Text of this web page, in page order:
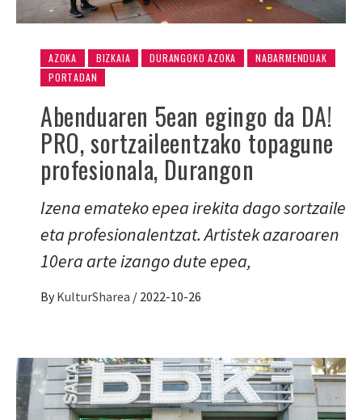
AZOKA BIZKAIA DURANGOKO AZOKA
NABARMENDUAK
PORTADAN
Abenduaren 5ean egingo da DA!
PRO, sortzaileentzako topagune
profesionala, Durangon
Izena emateko epea irekita dago sortzaile
eta profesionalentzat. Artistek azaroaren
10era arte izango dute epea,
By KulturSharea / 2022-10-26